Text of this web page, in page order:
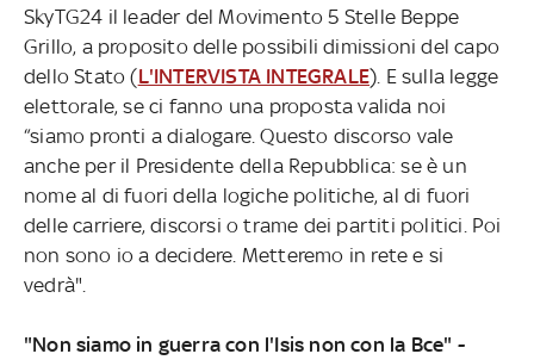
SkyTG24 il leader del Movimento 5 Stelle Beppe
Grillo, a proposito delle possibili dimissioni del capo
dello Stato (L'INTERVISTA INTEGRALE). E sulla legge
elettorale, se ci fanno una proposta valida noi
“siamo pronti a dialogare. Questo discorso vale
anche per il Presidente della Repubblica: se è un
nome al di fuori della logiche politiche, al di fuori
delle carriere, discorsi o trame dei partiti politici. Poi
non sono io a decidere. Metteremo in rete e si
vedrà".
"Non siamo in guerra con l'Isis non con la Bce" -